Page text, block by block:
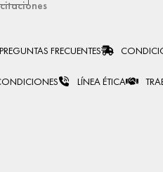
PREGUNTAS FRECUENTES
LÍNEA ÉTICA